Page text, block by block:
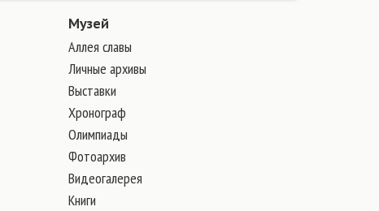
Музей
Аллея славы
Личные архивы
Выставки
Хронограф
Олимпиады
Фотоархив
Видеогалерея
Книги